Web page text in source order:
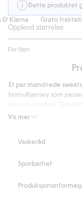
Dette produktet
Klarna
Gratis
Opplevd størrelse
For liten
av
1
stemmer
Vis mer
Et par mønstrede
bomullsjersey som
det ene benet. Kan
Sidelommer
Artikkelnummer
Vaskeråd
Sporbarhet